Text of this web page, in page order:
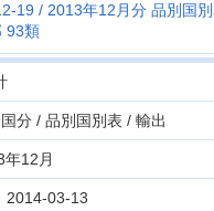
19
2013年12月分 品別国
93類
分 / 品別国別表 / 輸出
年12月
2014-03-13